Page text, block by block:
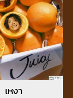
เหงา